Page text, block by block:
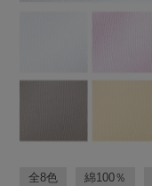
全8色 綿100％